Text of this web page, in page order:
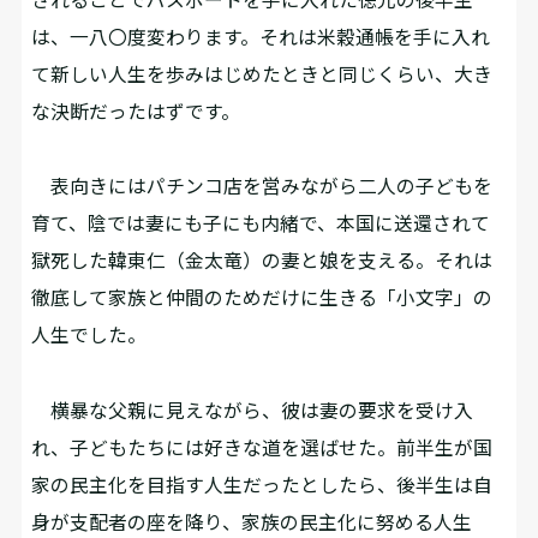
は、一八〇度変わります。それは米穀通帳を手に入れ
て新しい人生を歩みはじめたときと同じくらい、大き
な決断だったはずです。
表向きにはパチンコ店を営みながら二人の子どもを
育て、陰では妻にも子にも内緒で、本国に送還されて
獄死した韓東仁（金太竜）の妻と娘を支える。それは
徹底して家族と仲間のためだけに生きる「小文字」の
人生でした。
横暴な父親に見えながら、彼は妻の要求を受け入
れ、子どもたちには好きな道を選ばせた。前半生が国
家の民主化を目指す人生だったとしたら、後半生は自
身が支配者の座を降り、家族の民主化に努める人生